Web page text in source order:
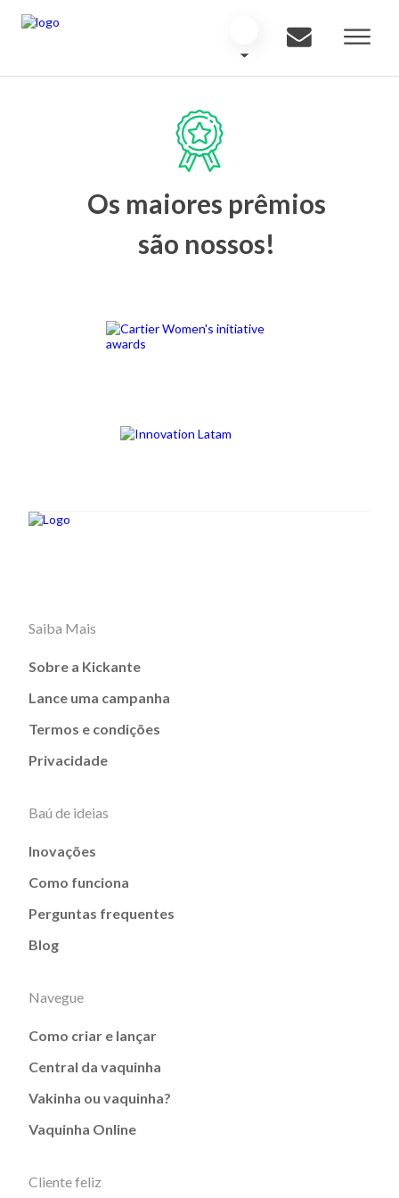
Os maiores prêmios
são nossos!
Saiba Mais
Sobre a Kickante
Lance uma campanha
Termos e condições
Privacidade
Baú de ideias
Inovações
Como funciona
Perguntas frequentes
Blog
Navegue
Como criar e lançar
Central da vaquinha
Vakinha ou vaquinha?
Vaquinha Online
Cliente feliz